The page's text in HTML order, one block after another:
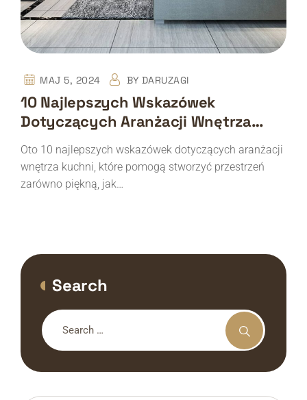
MAJ 5, 2024 BY DARUZAGI
10 Najlepszych Wskazówek
Dotyczących Aranżacji Wnętrza
Kuchni
Oto 10 najlepszych wskazówek dotyczących aranżacji
wnętrza kuchni, które pomogą stworzyć przestrzeń
zarówno piękną, jak…
Search